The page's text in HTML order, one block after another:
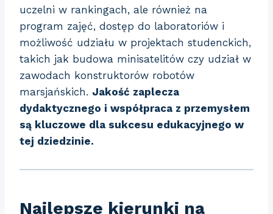
uczelni w rankingach, ale również na
program zajęć, dostęp do laboratoriów i
możliwość udziału w projektach studenckich,
takich jak budowa minisatelitów czy udział w
zawodach konstruktorów robotów
marsjańskich. Jakość zaplecza
dydaktycznego i współpraca z przemysłem
są kluczowe dla sukcesu edukacyjnego w
tej dziedzinie.
Najlepsze kierunki na